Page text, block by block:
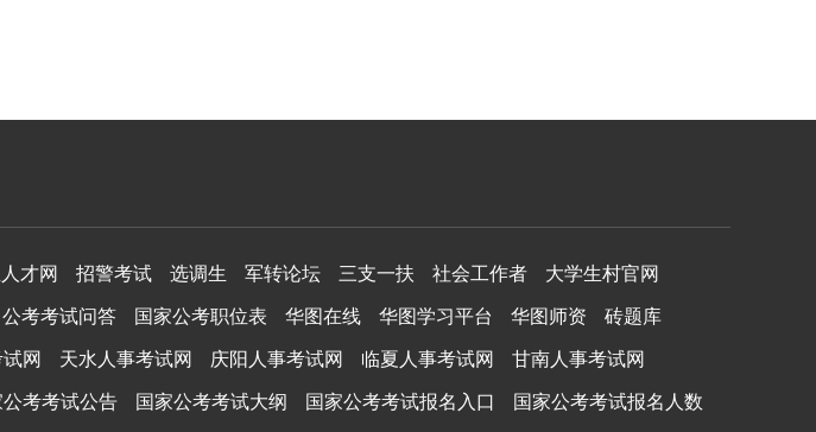
才网 招警考试 选调生 军转论坛 三支一扶 社会工作者 大学生村官网
公考考试问答 国家公考职位表 华图在线 华图学习平台 华图师资 砖题库
网 天水人事考试网 庆阳人事考试网 临夏人事考试网 甘南人事考试网
公考考试公告 国家公考考试大纲 国家公考考试报名入口 国家公考考试报名人数